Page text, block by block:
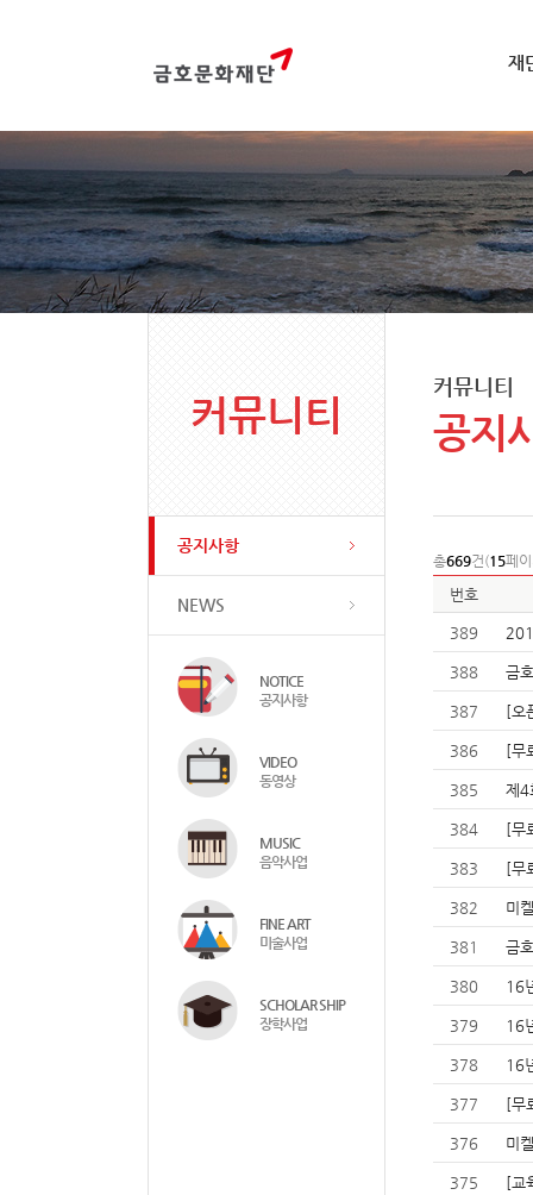
재
커뮤니티
공지사항
NEWS
NOTICE
공지사항
VIDEO
동영상
MUSIC
음악사업
FINE ART
미술사업
SCHOLAR SHIP
장학사업
커뮤니티
공지
총669건(15페
번호
389
388 금
387 [오
386 [무
385 제4
384 [무
383 [무
382 미
381 금
380 16
379 16
378 16
377 [무
376 미
375 [교